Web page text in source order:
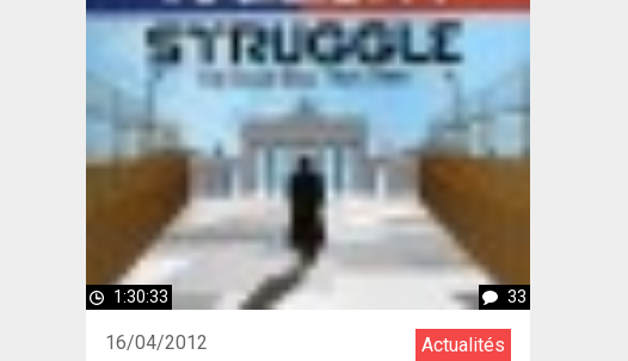
1:30:33 33
16/04/2012 Actualités